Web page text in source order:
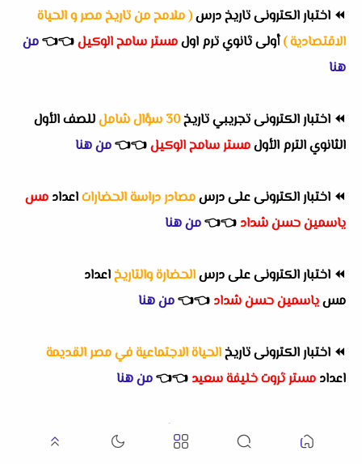
⏪ اختبار الكترونى تاريخ درس( ملامح من تاريخ مصر و الحياة
الاقتصادية )أولى ثانوي ترم اولمستر سامح الوكيل👈
👈من
هنا
⏪ اختبار الكترونى تجريبي تاريخ30 سؤال شامل
للصف الأول
الثانوي الترم الأولمستر سامح الوكيل👈
👈من هنا
⏪ اختبار الكترونى على درسمصادر دراسة الحضاراتاعداد مس
ياسمين حسن شداد 👈
👈من هنا
⏪ اختبار الكترونى على درسالحضارة والتاريخاعداد
مسياسمين حسن شداد 👈
👈من هنا
⏪ اختبار الكترونى تاريخالحياة الاجتماعية في مصر القديمة
اعداد مستر ثروت خليفة سعيد 👈
👈من هنا
اختبار الكترونى تاريخ
( الدرس الأول الحضارة و التاريخ الجزء